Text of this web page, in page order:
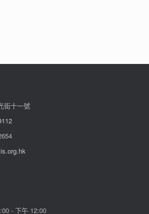
街十一號
- 下午 12:00